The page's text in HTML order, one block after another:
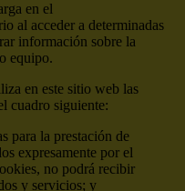
en el
al acceder a determinadas
información sobre la
equipo.
en este sitio web las
cuadro siguiente:
para la prestación de
expresamente por el
no podrá recibir
y servicios; y